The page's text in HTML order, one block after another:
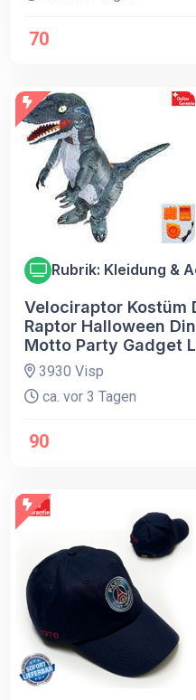
70
Rubrik: Kleidung &
Velociraptor Kostüm
Raptor Halloween
Motto Party Gadget
3930 Visp
ca. vor 3 Tagen
90